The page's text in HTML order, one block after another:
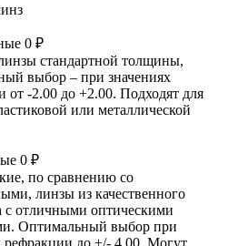
0 ₽
стандартной толщины,
выбор – при значениях
от -2.00 до +2.00. Подходят для
или металлической
0 ₽
по сравнению со
линзы из качественного
с отличными оптическими
Оптимальный выбор при
рефракции до +/- 4.00. Могут